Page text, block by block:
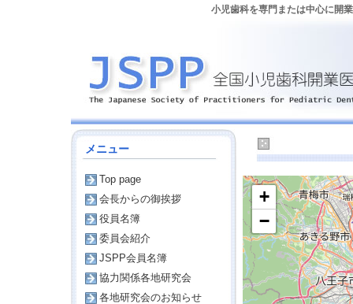
小児歯科を専門または中心に開
メニュー
Top page
会長からの御挨拶
役員名簿
委員会紹介
JSPP会員名簿
協力関係各地研究会
各地研究会のお知らせ
+
−